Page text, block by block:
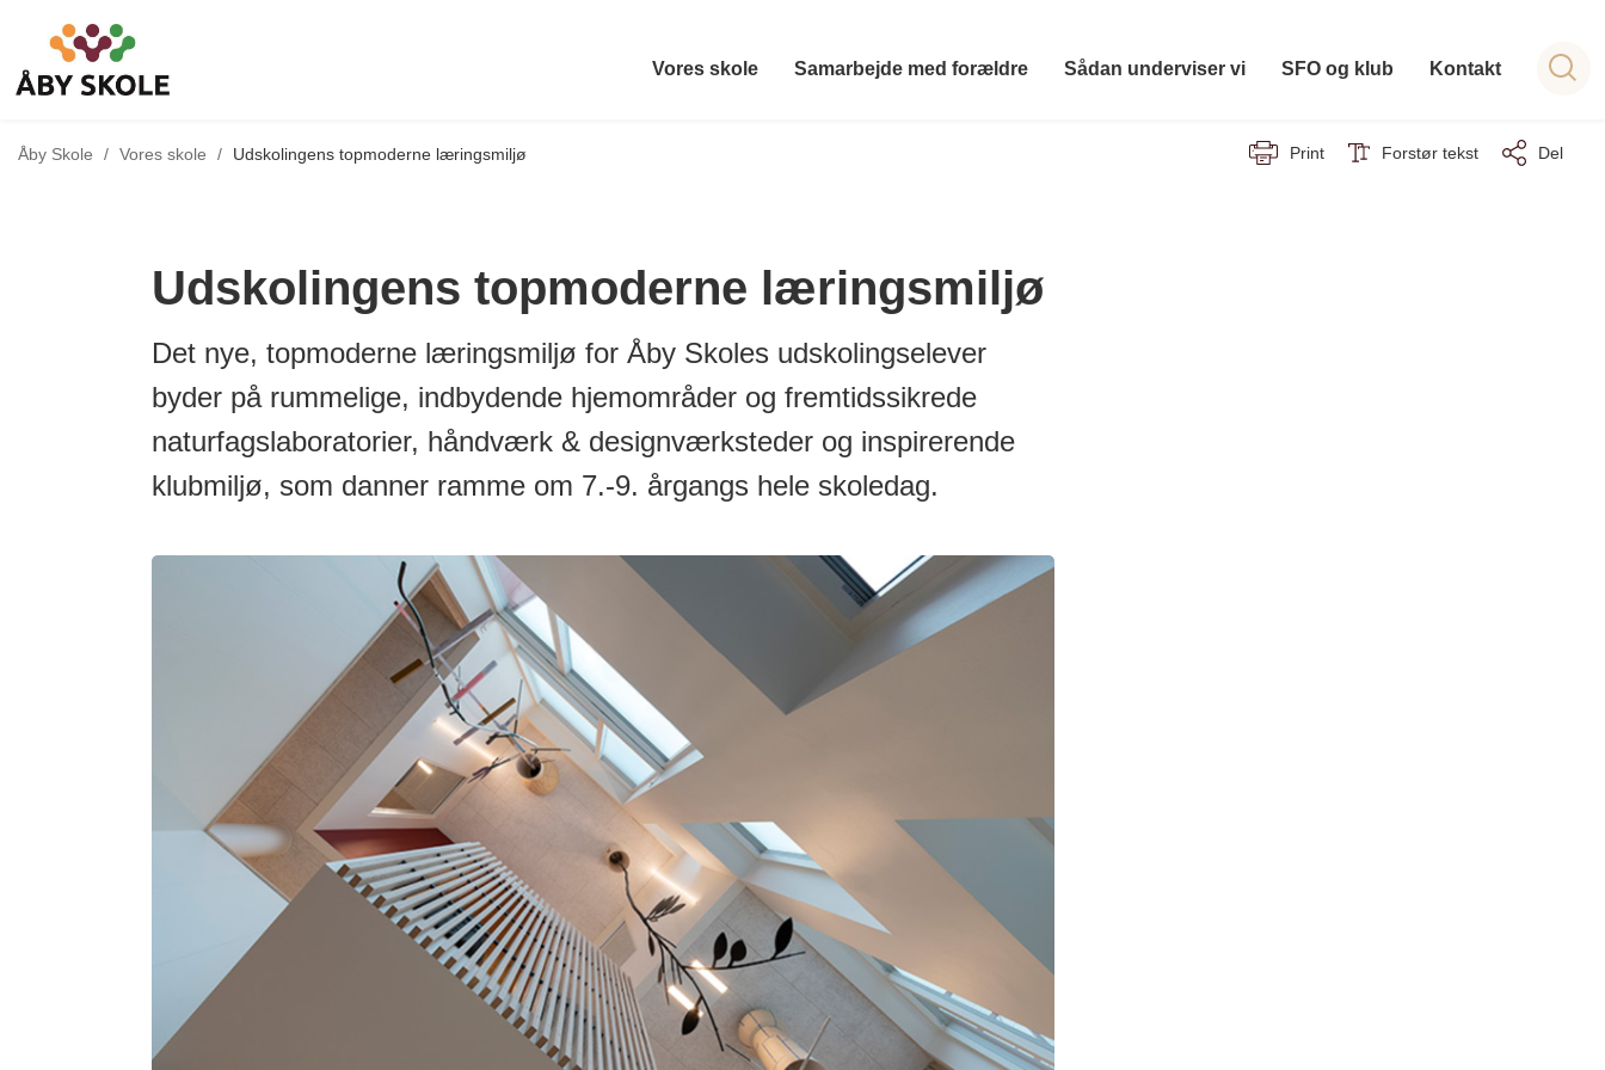
Vores skole Samarbejde med forældre Sådan underviser vi SFO og klub Kontakt
Åby Skole / Tilbage til
Vores skole / Udskolingens topmoderne læringsmiljø Print Forstør tekst Del
Udskolingens topmoderne læringsmiljø
Det nye, topmoderne læringsmiljø for Åby Skoles udskolingselever
byder på rummelige, indbydende hjemområder og fremtidssikrede
naturfagslaboratorier, håndværk & designværksteder og inspirerende
klubmiljø, som danner ramme om 7.-9. årgangs hele skoledag.